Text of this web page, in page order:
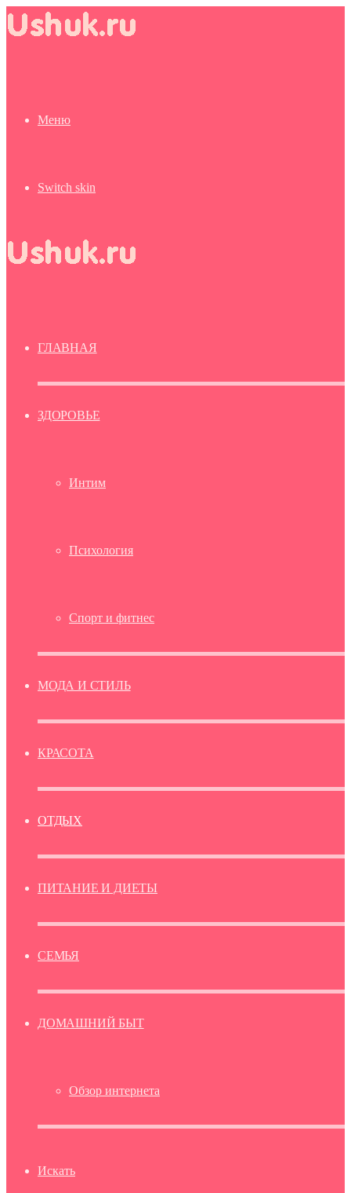
Меню
Switch skin
ГЛАВНАЯ
ЗДОРОВЬЕ
Интим
Психология
Спорт и фитнес
МОДА И СТИЛЬ
КРАСОТА
ОТДЫХ
ПИТАНИЕ И ДИЕТЫ
СЕМЬЯ
ДОМАШНИЙ БЫТ
Обзор интернета
Искать